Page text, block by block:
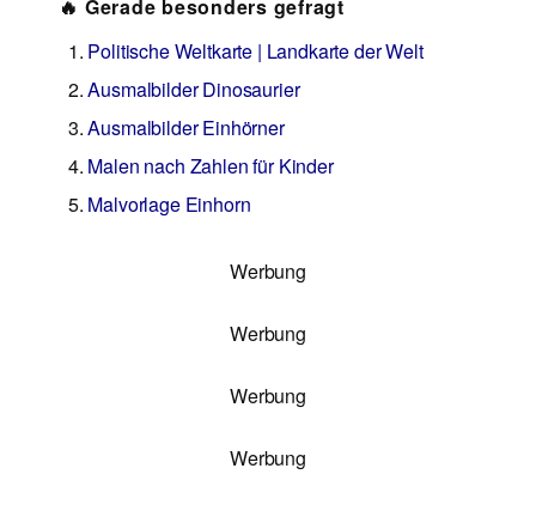
🔥 Gerade besonders gefragt
Politische Weltkarte | Landkarte der Welt
Ausmalbilder Dinosaurier
Ausmalbilder Einhörner
Malen nach Zahlen für Kinder
Malvorlage Einhorn
Werbung
Werbung
Werbung
Werbung